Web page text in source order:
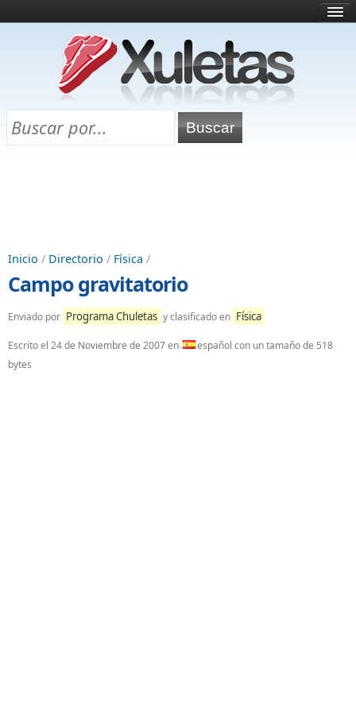
¿Qué es esto?
Directorio
Chuletas para exámenes
Inicio / Directorio / Física /
Campo gravitatorio
Enviado por Programa Chuletas y clasificado en Física
Escrito el 24 de Noviembre de 2007en
español con un tamaño de 518
bytes